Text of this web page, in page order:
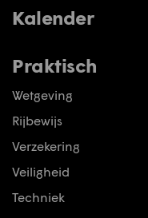
Kalender
Praktisch
Wetgeving
Rijbewijs
Verzekering
Veiligheid
Techniek